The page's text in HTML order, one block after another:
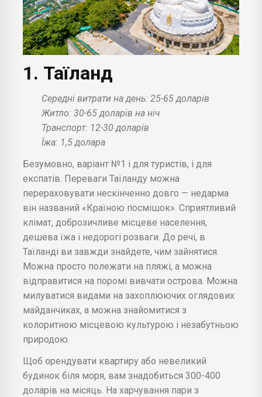
1. Таїланд
Середні витрати на день: 25-65 доларів
Житло: 30-65 доларів на ніч
Транспорт: 12-30 доларів
Їжа: 1,5 долара
Безумовно, варіант №1 і для туристів, і для
експатів. Переваги Таїланду можна
перераховувати нескінченно довго — недарма
він названий «Країною посмішок». Сприятливий
клімат, доброзичливе місцеве населення,
дешева їжа і недорогі розваги. До речі, в
Таїланді ви завжди знайдете, чим зайнятися.
Можна просто полежати на пляжі, а можна
відправитися на поромі вивчати острова. Можна
милуватися видами на захоплюючих оглядових
майданчиках, а можна знайомитися з
колоритною місцевою культурою і незабутньою
природою.
Щоб орендувати квартиру або невеликий
будинок біля моря, вам знадобиться 300-400
доларів на місяць. На харчування пари з